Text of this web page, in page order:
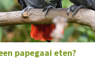
papegaai eten?